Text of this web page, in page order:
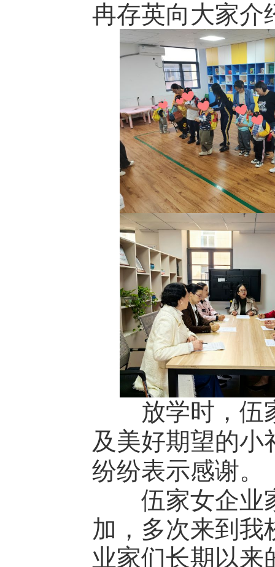
冉存英向大家介
放学时，伍家
及美好期望的小
纷纷表示感谢。
伍家女企业家
加，多次来到我
业家们长期以来